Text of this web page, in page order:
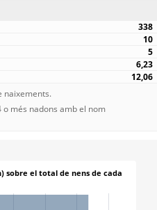
338
10
5
6,23
12,06
naixements.
més nadons amb el nom